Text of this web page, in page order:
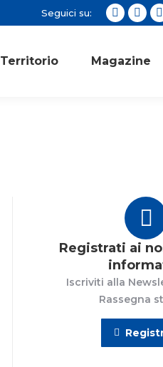
Seguici su:
opensopens
Territorio Magazine
Registrati ai
Iscriviti alla
Rassegna